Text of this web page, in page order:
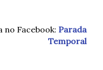
no Facebook: Parada
Temporal